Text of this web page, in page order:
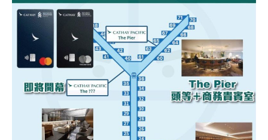
里數啱晒唔想煩嘅里友
一樣食到渣打信用卡優惠及Mastercard優惠
缺點
網上ebanking繳費無積分
查看更多信用卡詳情及分析...
@每1里賞金 ≈ HK$1，可兌換FPS轉數快回贈！詳情
優點
首年免年費
簽賬都可以儲會籍！合資格簽賬滿HK$500,000可賺高
達100馬可孛羅會會籍積分 (以簽賬賺取，以前只能夠
用飛行嚟賺取)